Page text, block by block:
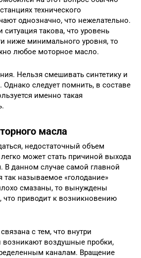
технического
однозначно, что нежелательно.
такова, что уровень
ниже минимального уровня, то
любое моторное масло.
Нельзя смешивать синтетику и
следует помнить, в составе
именно такая
масла
недостаточный объем
может стать причиной выхода
В данном случае самой главной
так называемое «голодание»
смазаны, то вынуждены
что приводит к возникновению
с тем, что внутри
воздушные пробки,
каналам. Вращение